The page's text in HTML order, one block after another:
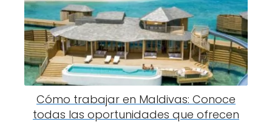
Cómo trabajar en Maldivas: Conoce
todas las oportunidades que ofrecen